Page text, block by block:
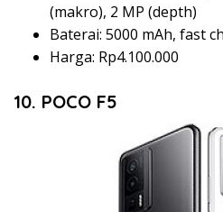
(makro), 2 MP (depth)
Baterai: 5000 mAh, fast
Harga: Rp4.100.000
10. POCO F5